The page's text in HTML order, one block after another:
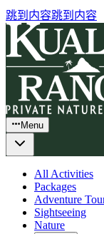
跳到内容跳到内容
Menu
All Activities
Packages
Adventure
Sightseeing
Nature